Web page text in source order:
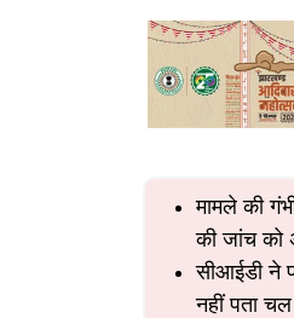
मामले की
की जांच को
सीआईडी ने
नहीं पता